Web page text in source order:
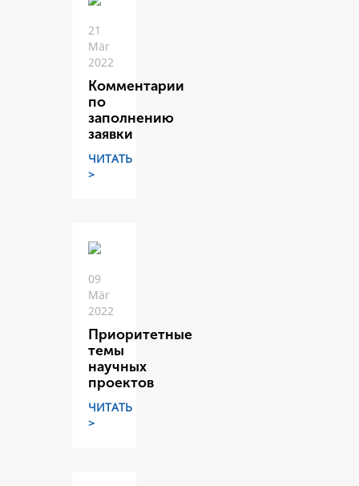
21
Mär
2022
Комментарии
по
заполнению
заявки
ЧИТАТЬ
>
09
Mär
2022
Приоритетные
темы
научных
проектов
ЧИТАТЬ
>